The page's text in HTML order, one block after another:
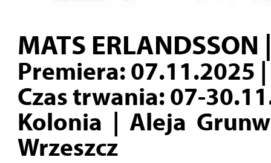
MATS
Premiera: 07.11.2025
Czas trwania: 07-
Kolonia | Aleja
Wrzeszcz